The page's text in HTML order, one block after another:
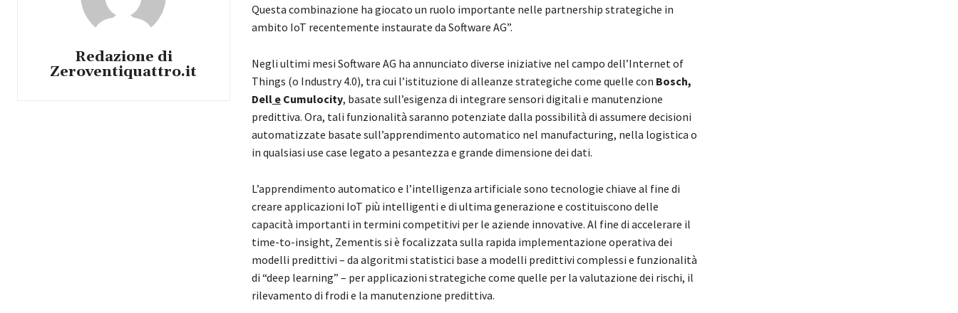
Redazione di
Zeroventiquattro.it
Questa combinazione ha giocato un ruolo importante nelle partnership strategiche in
ambito IoT recentemente instaurate da Software AG”.
Negli ultimi mesi Software AG ha annunciato diverse iniziative nel campo dell’Internet of
Things (o Industry 4.0), tra cui l’istituzione di alleanze strategiche come quelle con Bosch,
DelleCumulocity, basate sull’esigenza di integrare sensori digitali e manutenzione
predittiva. Ora, tali funzionalità saranno potenziate dalla possibilità di assumere decisioni
automatizzate basate sull’apprendimento automatico nel manufacturing, nella logistica o
in qualsiasi use case legato a pesantezza e grande dimensione dei dati.
L’apprendimento automatico e l’intelligenza artificiale sono tecnologie chiave al fine di
creare applicazioni IoT più intelligenti e di ultima generazione e costituiscono delle
capacità importanti in termini competitivi per le aziende innovative. Al fine di accelerare il
time-to-insight, Zementis si è focalizzata sulla rapida implementazione operativa dei
modelli predittivi – da algoritmi statistici base a modelli predittivi complessi e funzionalità
di “deep learning” – per applicazioni strategiche come quelle per la valutazione dei rischi, il
rilevamento di frodi e la manutenzione predittiva.